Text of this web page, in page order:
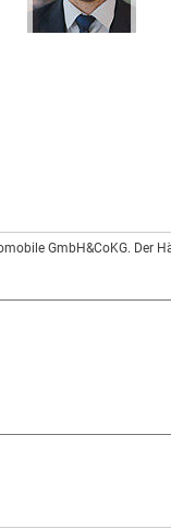
GmbH&CoKG. Der